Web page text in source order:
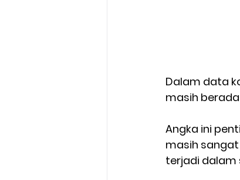
Dalam data
masih berada
Angka ini
masih sangat
terjadi dalam